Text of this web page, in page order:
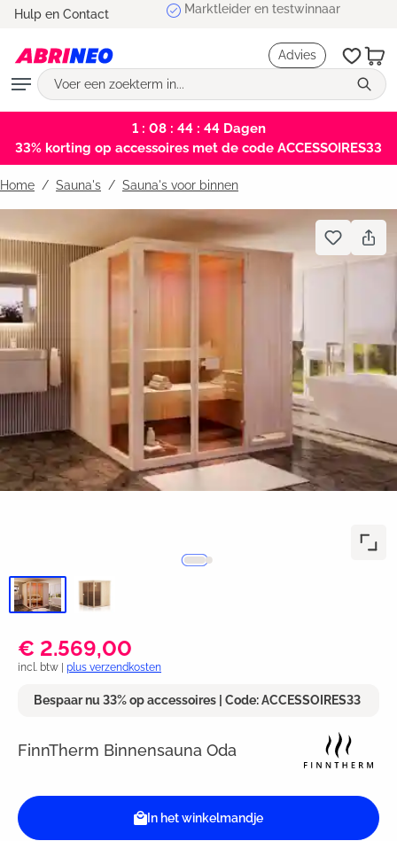
Hulp en Contact Marktleider en testwinnaar
Advies
1 : 08 : 44 : 43Dagen
33% korting op accessoires met de code ACCESSOIRES33
Home Sauna's / Sauna's voor binnen
Bildergalerie überspringen
€ 2.569,00
incl. btw | plus verzendkosten
Bespaar nu 33% op accessoires | Code: ACCESSOIRES33
FinnTherm Binnensauna Oda
In het winkelmandje